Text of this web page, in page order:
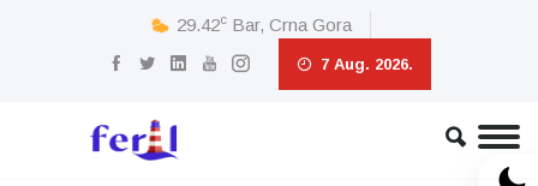
29.42c Bar, Crna Gora
7 Aug. 2026.